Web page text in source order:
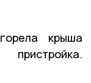
крыша